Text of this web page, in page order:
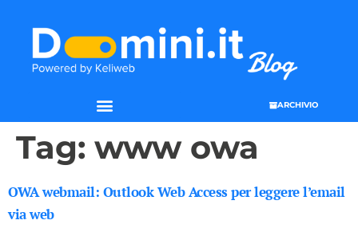
ARCHIVIO
Tag: www owa
OWA webmail: Outlook Web Access per leggere l’email
via web